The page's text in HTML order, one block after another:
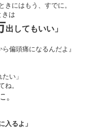
きにはもう、すでに。
きは
出してもいい」
偏頭痛になるんだよ』
い」
ね。
入るよ」